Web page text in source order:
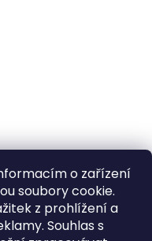
o zařízení
soubory cookie.
z prohlížení a
Souhlas s
topení
5 hvězdiček.